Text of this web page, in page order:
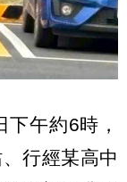
午約6時，
行經某高中